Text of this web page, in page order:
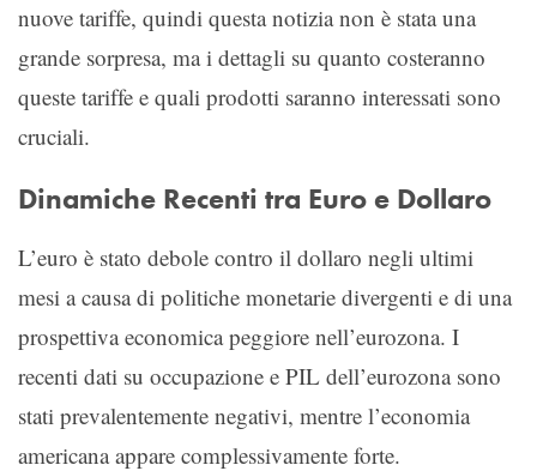
nuove tariffe, quindi questa notizia non è stata una
grande sorpresa, ma i dettagli su quanto costeranno
queste tariffe e quali prodotti saranno interessati sono
cruciali.
Dinamiche Recenti tra Euro e Dollaro
L’euro è stato debole contro il dollaro negli ultimi
mesi a causa di politiche monetarie divergenti e di una
prospettiva economica peggiore nell’eurozona. I
recenti dati su occupazione e PIL dell’eurozona sono
stati prevalentemente negativi, mentre l’economia
americana appare complessivamente forte.